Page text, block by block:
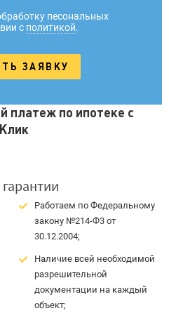
песональных
с политикой.
платеж по ипотеке с
Работаем по Федеральному
закону №214-Ф3 от
30.12.2004;
Наличие всей необходимой
разрешительной
документации на каждый
объект;